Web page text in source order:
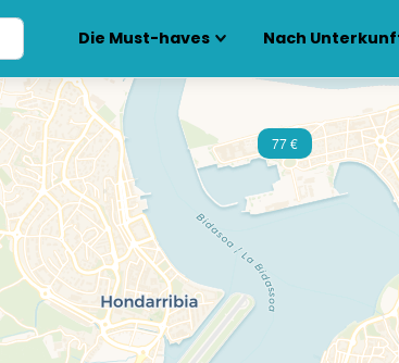
Die Must-haves Nach
77 €